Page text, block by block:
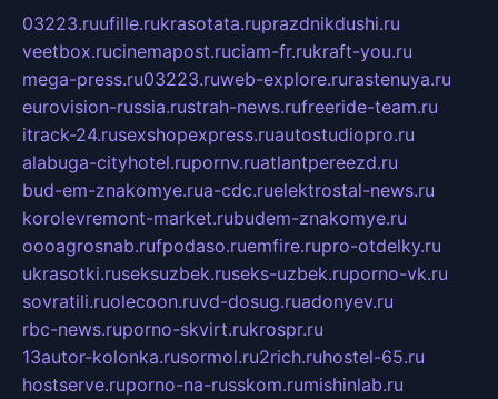
03223.ruufille.rukrasotata.ruprazdnikdushi.ru
veetbox.rucinemapost.ruciam-fr.rukraft-you.ru
mega-press.ru03223.ruweb-explore.rurastenuya.ru
eurovision-russia.rustrah-news.rufreeride-team.ru
itrack-24.rusexshopexpress.ruautostudiopro.ru
alabuga-cityhotel.rupornv.ruatlantpereezd.ru
bud-em-znakomye.rua-cdc.ruelektrostal-news.ru
korolevremont-market.rubudem-znakomye.ru
oooagrosnab.rufpodaso.ruemfire.rupro-otdelky.ru
ukrasotki.ruseksuzbek.ruseks-uzbek.ruporno-vk.ru
sovratili.ruolecoon.ruvd-dosug.ruadonyev.ru
rbc-news.ruporno-skvirt.rukrospr.ru
13autor-kolonka.rusormol.ru2rich.ruhostel-65.ru
hostserve.ruporno-na-russkom.rumishinlab.ru